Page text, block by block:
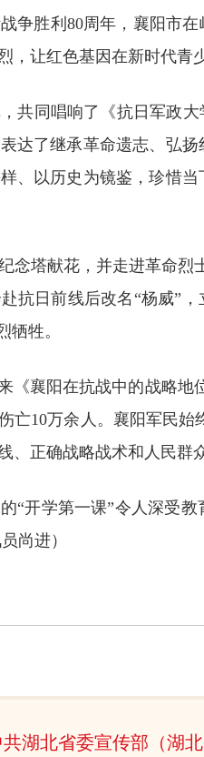
争胜利80周年，襄阳市
让红色基因在新时代青
共同唱响了《抗日军政
达了继承革命遗志、弘
、以历史为镜鉴，珍惜
念塔献花，并走进革命
抗日前线后改名“杨威”
牺牲。
《襄阳在抗战中的战略
亡10万余人。襄阳军民
正确战略战术和人民群
“开学第一课”令人深受
尚进）
湖北省委宣传部（湖